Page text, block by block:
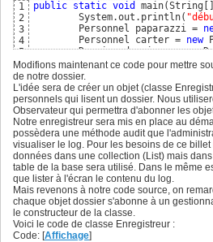
13
14
15
16
17
18
19
20
21
22
23
24
25
26
27
28
29
30
31
// getter et setter
class Dossier {
private
int id;
private String nomPatient;
private String maladie;
private String traitement;
public Dossier(int ident,
this.setId(ident);
this.setNomPatient(nom
this.setMaladie(mal);
this.setTraitement(
}
// getter et setter
public void lire(Personnel
	System.out.println
(
}
}
1
2
3
4
5
6
7
8
9
public static void main(String [ ]
	System.out.println
(
	Personnel paparazzi =
	Personnel carter =
new
	Dossier dossier =
new
	paparazzi.lire
(dossier)
	carter.lire
dossier
	System.out.println
("fin
}
Modifions maintenant ce code pour mettre
de notre dossier.
L'idée sera de créer un objet (classe
personnels qui lisent un dossier. Nous
Observateur qui permettra d'abonner les
Notre enregistreur sera mis en place au
possèdera une méthode audit que
visualiser le log. Pour les besoins de ce
données dans une collection (List) mais
table de la base sera utilisé. Dans le même
que lister à l'écran le contenu du log.
Mais revenons à notre code source, on
chaque objet dossier s'abonne à un
le constructeur de la classe.
Voici le code de classe Enregistreur :
Code: [Affichage]